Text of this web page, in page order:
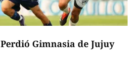
Perdió Gimnasia de Jujuy